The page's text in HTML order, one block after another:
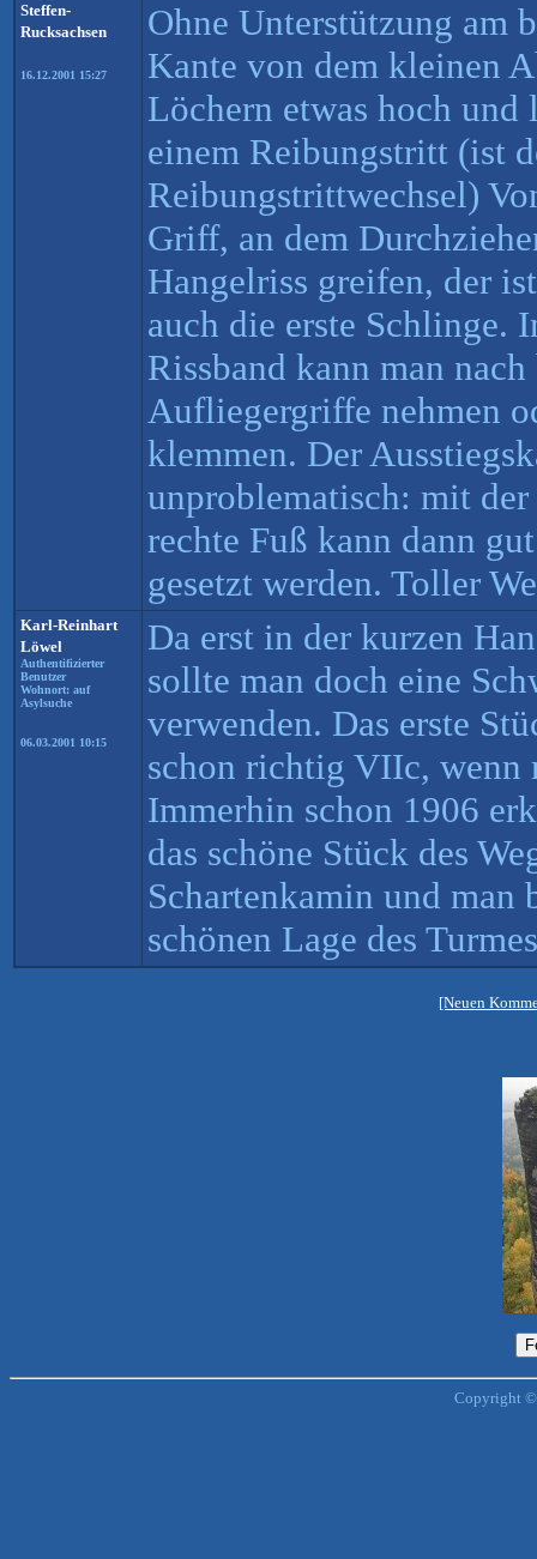
Steffen-
Rucksachsen
16.12.2001 15:27
Ohne Unterstützung am
Kante von dem kleinen
Löchern etwas hoch
einem Reibungstritt (ist
Reibungstrittwechsel)
Griff, an dem
Hangelriss greifen, der
auch die erste Schlinge.
Rissband kann man
Aufliegergriffe nehmen
klemmen. Der
unproblematisch: mit
rechte Fuß kann dann
gesetzt werden. Toller
Karl-Reinhart
Löwel
Authentifizierter
Benutzer
Wohnort: auf
Asylsuche
06.03.2001 10:15
Da erst in der kurzen
sollte man doch eine
verwenden. Das erste
schon richtig VIIc, wenn
Immerhin schon 1906
das schöne Stück des
Schartenkamin und man
schönen Lage des
[Neuen
Copyright ©